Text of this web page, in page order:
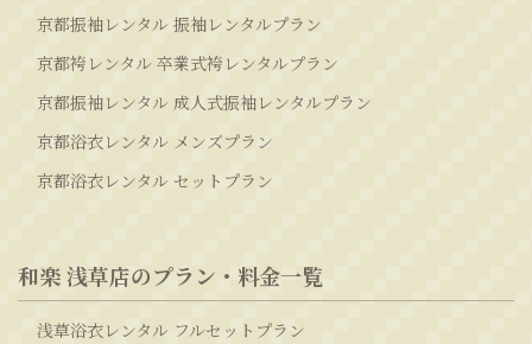
京都振袖レンタル 振袖レンタルプラン
京都袴レンタル 卒業式袴レンタルプラン
京都振袖レンタル 成人式振袖レンタルプラン
京都浴衣レンタル メンズプラン
京都浴衣レンタル セットプラン
和楽 浅草店のプラン・料金一覧
浅草浴衣レンタル フルセットプラン